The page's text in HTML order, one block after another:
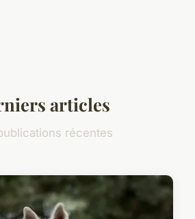
articles
récentes